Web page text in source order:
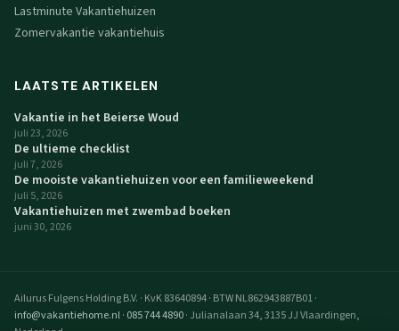
Lastminute Vakantiehuizen
Zomervakantie vakantiehuis
LAATSTE ARTIKELEN
Vakantie in het Beierse Woud
juli 23, 2026
De ultieme checklist
juli 7, 2026
De mooiste vakantiehuizen voor een familieweekend
juli 5, 2026
Vakantiehuizen met zwembad boeken
juni 30, 2026
Ailurus Fulgens Holding B.V. · KvK 83640894· BTW NL862943887B01·
info@vakantiehome.nl· 085 744 4890· Julianalaan 34, 3135 JJ Vlaardingen,